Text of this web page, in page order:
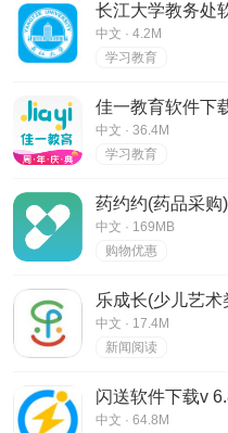
长江大学教务处
中文 · 4.2M
学习教育
佳一教育软件下
中文 · 36.4M
学习教育
药约约(药品采购
新版
中文 · 169MB
购物优惠
乐成长(少儿艺
版下载v2.3.3最新
中文 · 17.4M
新闻阅读
闪送软件下载v
中文 · 64.8M